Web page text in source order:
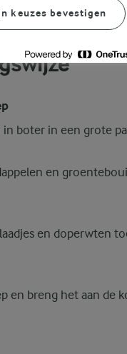
in boter in een grote
en
en doperwten
en breng het aan de
keuzes bevestigen